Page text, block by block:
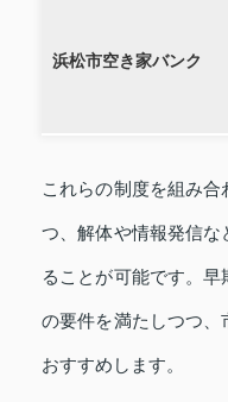
浜松市空き家バンク
これらの制度を組み
つ、解体や情報発信な
ることが可能です。
の要件を満たしつつ、
おすすめします。